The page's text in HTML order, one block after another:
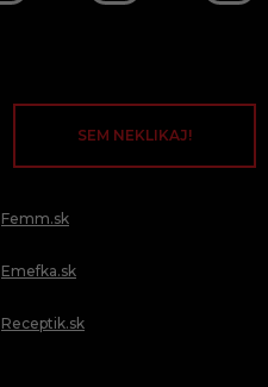
SEM NEKLIKAJ!
Femm.sk
Emefka.sk
Receptik.sk